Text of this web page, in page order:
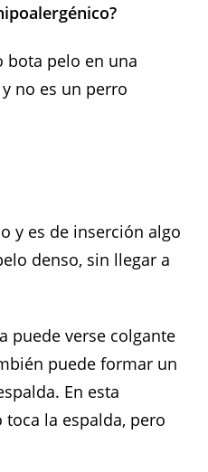
bota pelo en una
no es un perro
y es de inserción algo
denso, sin llegar a
puede verse colgante
puede formar un
En esta
la espalda, pero